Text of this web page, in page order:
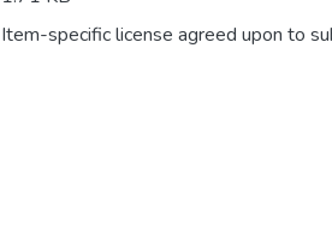
Item-specific license agreed upon to